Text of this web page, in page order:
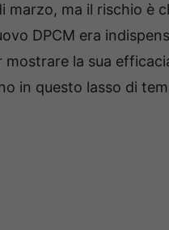
marzo, ma il rischio è
DPCM era
mostrare la sua
in questo lasso di